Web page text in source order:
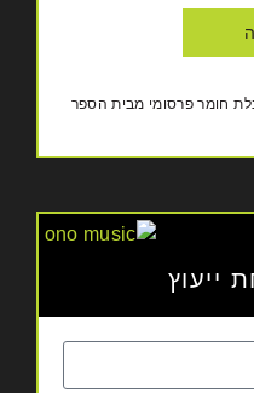
חומר פרסומי מבית הספר
ייעוץ